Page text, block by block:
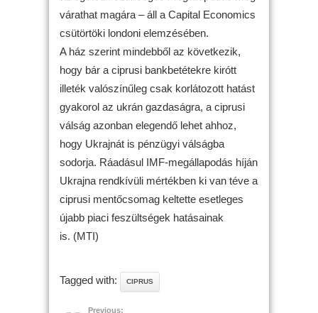
várathat magára – áll a Capital Economics
csütörtöki londoni elemzésében.
A ház szerint mindebből az következik,
hogy bár a ciprusi bankbetétekre kirótt
illeték valószínűleg csak korlátozott hatást
gyakorol az ukrán gazdaságra, a ciprusi
válság azonban elegendő lehet ahhoz,
hogy Ukrajnát is pénzügyi válságba
sodorja. Ráadásul IMF-megállapodás híján
Ukrajna rendkívüli mértékben ki van téve a
ciprusi mentőcsomag keltette esetleges
újabb piaci feszültségek hatásainak
is. (MTI)
Tagged with: CIPRUS
Previous: